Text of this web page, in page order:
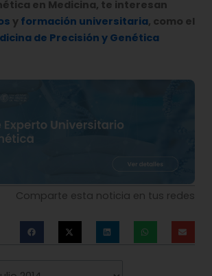
en Medicina, te interesan
y formación universitaria, como el
de Precisión y Genética
Comparte esta noticia en tus redes